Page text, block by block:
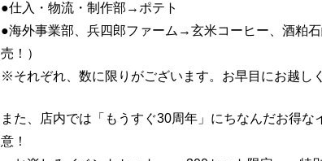
●仕入・物流・制作部→ポテト
●海外事業部、兵四郎ファーム→玄米コーヒー、酒粕
売！）
※それぞれ、数に限りがございます。お早目にお越し
また、店内では「もうすぐ30周年」にちなんだお得
意！